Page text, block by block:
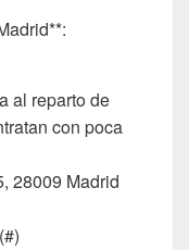
al reparto de
con poca
28009 Madrid